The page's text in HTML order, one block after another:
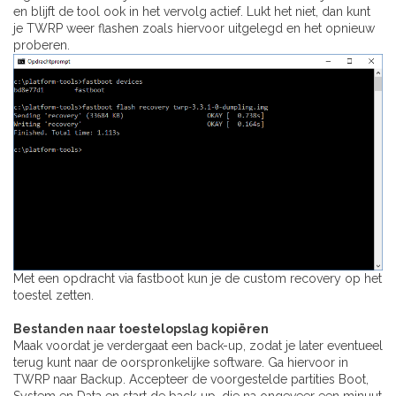
en blijft de tool ook in het vervolg actief. Lukt het niet, dan kunt
je TWRP weer flashen zoals hiervoor uitgelegd en het opnieuw
proberen.
Met een opdracht via fastboot kun je de custom recovery op het
toestel zetten.
Bestanden naar toestelopslag kopiëren
Maak voordat je verdergaat een back-up, zodat je later eventueel
terug kunt naar de oorspronkelijke software. Ga hiervoor in
TWRP naar Backup. Accepteer de voorgestelde partities Boot,